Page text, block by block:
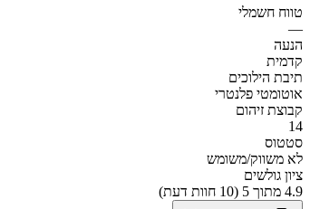
טווח חשמלי
—
הנעה
קדמית
תיבת הילוכים
אוטומטי פלנטרי
קבוצת זיהום
14
סטטוס
לא משווק/משומש
ציון גולשים
4.9 מתוך 5 (10 חוות דעת)